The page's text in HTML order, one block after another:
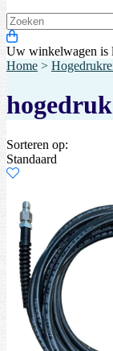
Uw winkelwagen is
Home >
Sorteren op:
Standaard